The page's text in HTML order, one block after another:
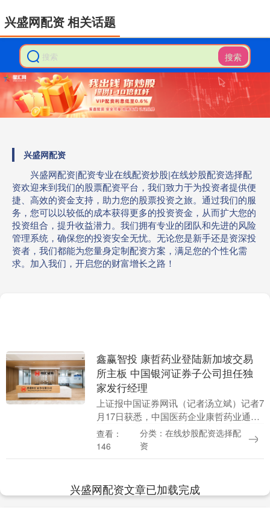
搜索
兴盛网配资
兴盛网配资|配资专业在线配资炒股|在线炒股配资选择配
资欢迎来到我们的股票配资平台，我们致力于为投资者提供便
捷、高效的资金支持，助力您的股票投资之旅。通过我们的服
务，您可以以较低的成本获得更多的投资资金，从而扩大您的
投资组合，提升收益潜力。我们拥有专业的团队和先进的风险
管理系统，确保您的投资安全无忧。无论您是新手还是资深投
资者，我们都能为您量身定制配资方案，满足您的个性化需
求。加入我们，开启您的财富增长之路！
兴盛网配资 相关话题
鑫赢智投 康哲药业登陆新加坡交易
所主板 中国银河证券子公司担任独
家发行经理
上证报中国证券网讯（记者汤立斌）记者7
月17日获悉，中国医药企业康哲药业通过
介绍方式在新加坡交易所主板挂牌，完成
登陆港股后的二次上市，成为新加坡交易
查看：
146
分类：在线炒股配资选择配
资
兴盛网配资文章已加载完成